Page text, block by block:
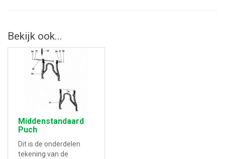
Bekijk ook...
Middenstandaard
Puch
Dit is de onderdelen
tekening van de